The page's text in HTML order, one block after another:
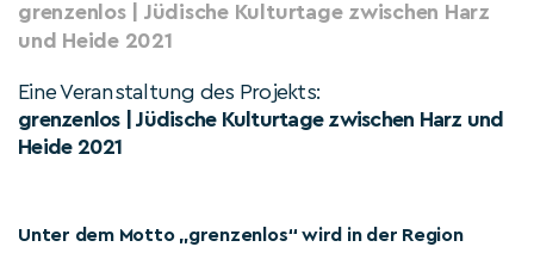
grenzenlos | Jüdische Kulturtage zwischen Harz
und Heide 2021
Eine Veranstaltung des Projekts:
grenzenlos | Jüdische Kulturtage zwischen Harz und
Heide 2021
Unter dem Motto „grenzenlos“ wird in der Region